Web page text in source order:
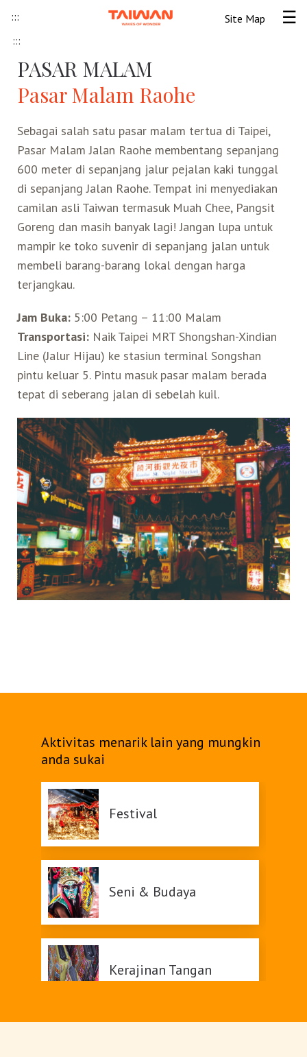
::: Site Map
Informasi Umum
Informasi visa
Tips Wisata Taiwan
Peta Panduan
Agen Perjalanan
Lokawisata
Pendahuluan Taiwan
Asosiasi Pariwisata
Mata Air Panas
Ekowisata
Wisata Kereta Api
Budaya & Warisan
Wisata Senior
Wisata Yang Dapat Diakses
Kunjungan
Tur Bis Wisata
Wisata Alam – Scenic Spot
Taiwan Tips
Seni Budaya Lokal
Seni Budaya
Teh Kelas Dunia
Destinasi Pilihan
Transportasi
Bis
Mobil
Bandara Internasional
Atraksi Taiwan Bagian Timur
Atraksi Taiwan Bagian Tengah
Atraksi Taiwan Bagian Selatan
Atraksi Kepulauan di Pesisir Pantai
Taiwan Ramah Muslim
Search for:
:::
PASAR MALAM
Pasar Malam Raohe
Sebagai salah satu pasar malam tertua di Taipei,
Pasar Malam Jalan Raohe membentang sepanjang
600 meter di sepanjang jalur pejalan kaki tunggal
di sepanjang Jalan Raohe. Tempat ini menyediakan
camilan asli Taiwan termasuk Muah Chee, Pangsit
Goreng dan masih banyak lagi! Jangan lupa untuk
mampir ke toko suvenir di sepanjang jalan untuk
membeli barang-barang lokal dengan harga
terjangkau.
Jam Buka:5:00 Petang – 11:00 Malam
Transportasi:Naik Taipei MRT Shongshan-Xindian
Line (Jalur Hijau) ke stasiun terminal Songshan
pintu keluar 5. Pintu masuk pasar malam berada
tepat di seberang jalan di sebelah kuil.
Aktivitas menarik lain yang mungkin
anda sukai
Festival
Seni & Budaya
Kerajinan Tangan